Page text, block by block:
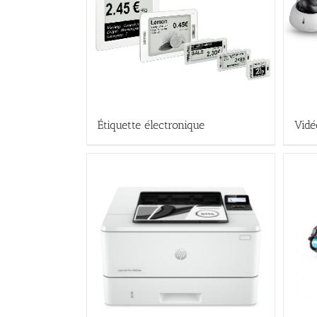
Étiquette électronique